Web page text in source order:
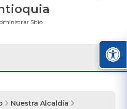
Sitio
Nuestra Alcaldía